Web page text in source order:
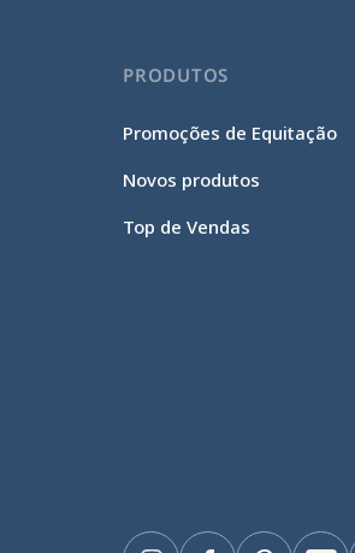
adequado, otimizar o seu desempenho
Configurar
PRODUTOS
Promoções de Equitação
Novos produtos
Top de Vendas